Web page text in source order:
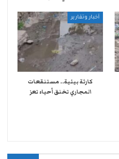
أخبار وتقارير
كارثة بيئية.. مستنقعات
المجاري تخنق أحياء تعز